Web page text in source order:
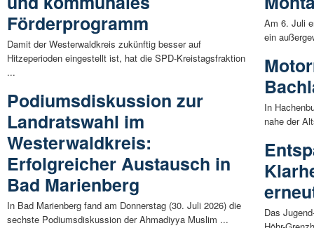
Förderprogramm
Damit der Westerwaldkreis zukünftig besser auf
Hitzeperioden eingestellt ist, hat die SPD-Kreistagsfraktion
...
Podiumsdiskussion zur
Landratswahl im
Westerwaldkreis:
Erfolgreicher Austausch in
Bad Marienberg
In Bad Marienberg fand am Donnerstag (30. Juli 2026) die
sechste Podiumsdiskussion der Ahmadiyya Muslim ...
Am 6. Juli
ein
In
nahe der
Das